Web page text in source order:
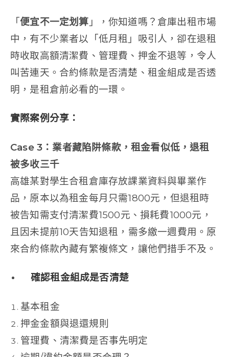
「便宜不一定划算 」，你知道嗎？倉庫出租市場
中，有不少業者以「低月租」吸引人，卻在退租
時收取高額清潔費、管理費、押金不退等，令人
叫苦連天。合約條款是否清楚、租金組成是否透
明，是租倉前必看的一環。
實際案例分享：
Case 3 ：業者藏陷阱條款，租金看似低，退租
被多收三千
高雄某對學生合租倉庫存放課業資料與畢業作
品，原本以為租金每月只需1800元，但退租時
被告知需支付清潔費1500元、損耗費1000元，
且因未提前10天告知退租，需多繳一週費用。原
來合約條款內藏有繁複條文，讓他們措手不及。
確認租金組成是否清楚
基本租金
押金金額與退還規則
管理費、清潔費是否事先明定